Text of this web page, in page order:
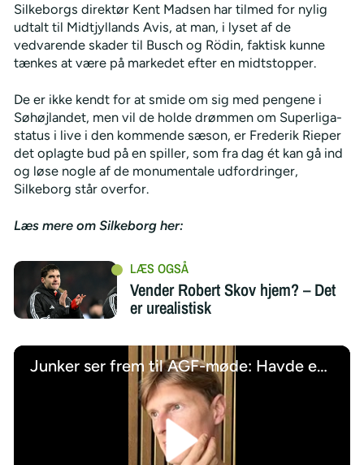
Silkeborgs direktør Kent Madsen har tilmed for nylig
udtalt til Midtjyllands Avis, at man, i lyset af de
vedvarende skader til Busch og Rödin, faktisk kunne
tænkes at være på markedet efter en midtstopper.
De er ikke kendt for at smide om sig med pengene i
Søhøjlandet, men vil de holde drømmen om Superliga-
status i live i den kommende sæson, er Frederik Rieper
det oplagte bud på en spiller, som fra dag ét kan gå ind
og løse nogle af de monumentale udfordringer,
Silkeborg står overfor.
Læs mere om Silkeborg her:
Vender Robert Skov hjem? – Det
er urealistisk
Junker ser frem til AGF-møde: Havde en sindssygt god tid